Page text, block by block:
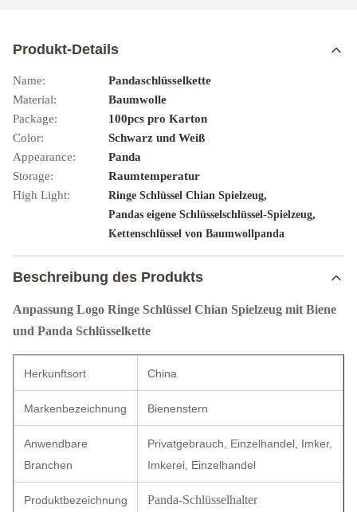
Produkt-Details
Name:
Pandaschlüsselkette
Material:
Baumwolle
Package:
100pcs pro Karton
Color:
Schwarz und Weiß
Appearance:
Panda
Storage:
Raumtemperatur
High Light:
Ringe Schlüssel Chian Spielzeug,
Pandas eigene Schlüsselschlüssel-Spielzeug,
Kettenschlüssel von Baumwollpanda
Beschreibung des Produkts
Anpassung Logo Ringe Schlüssel Chian Spielzeug mit Biene
und Panda Schlüsselkette
Herkunftsort China
Markenbezeichnung Bienenstern
Anwendbare
Branchen
Privatgebrauch, Einzelhandel, Imker,
Imkerei, Einzelhandel
Produktbezeichnung Panda-Schlüsselhalter